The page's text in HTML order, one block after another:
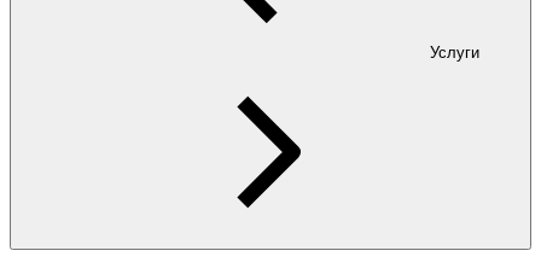
Услуги